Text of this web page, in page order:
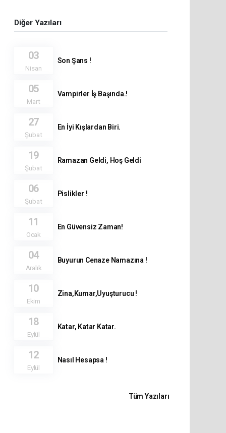
Diğer Yazıları
03
Nisan
Son Şans !
05
Mart
Vampirler İş Başında.!
27
Şubat
En İyi Kışlardan Biri.
19
Şubat
Ramazan Geldi, Hoş Geldi
06
Şubat
Pislikler !
11
Ocak
En Güvensiz Zaman!
04
Aralık
Buyurun Cenaze Namazına !
10
Ekim
Zina,Kumar,Uyuşturucu !
18
Eylül
Katar, Katar Katar.
12
Eylül
Nasıl Hesapsa !
Tüm Yazıları